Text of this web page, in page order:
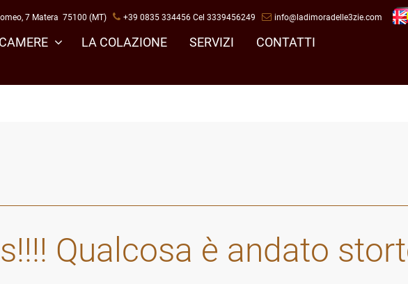
7 Matera 75100 (MT) +39 0835 334456 Cel 3339456249 info@ladimoradelle3zie.com
CAMERE LA COLAZIONE SERVIZI
CONTATTI
Qualcosa è andato